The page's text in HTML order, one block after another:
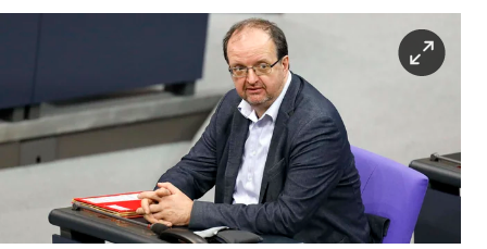
wahrheit
verlag
verlag